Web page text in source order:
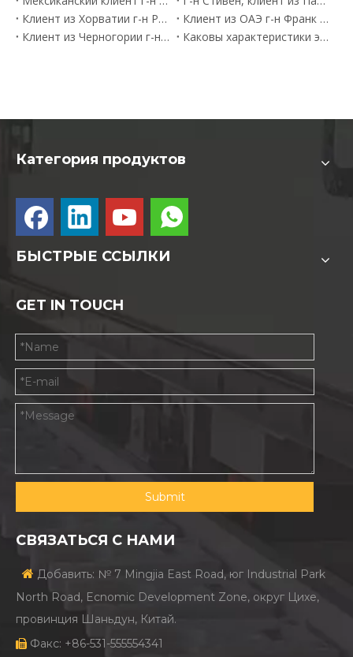
Клиент из Хорватии г-н Робин покупает станок для лазерной резки Superstar CNC 1325
Клиент из ОАЭ г-н Франк приобрел станок для волоконной лазерной резки
Клиент из Черногории г-н Нисар покупает лазерный гравировальный станок с ЧПУ Superstar
Каковы характеристики эффективного и квалифицированного станка для лазерной резки?
Категория продуктов
БЫСТРЫЕ ССЫЛКИ
GET IN TOUCH
Submit
СВЯЗАТЬСЯ С НАМИ
 Добавить: № 7 Mingjia East Road, юг Industrial Park
North Road, Ecnomic Development Zone, округ Цихе,
провинция Шаньдун, Китай.
 Факс: +86-531-555554341